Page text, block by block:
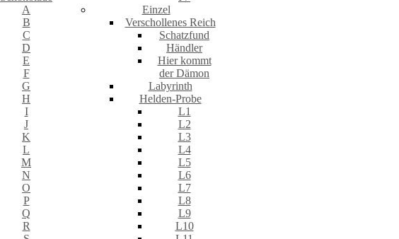
A
B
C
D
E
F
G
H
I
J
K
L
M
N
O
P
Q
R
Einzel
Verschollenes Reich
Schatzfund
Händler
Hier kommt
der Dämon
Labyrinth
Helden-Probe
L1
L2
L3
L4
L5
L6
L7
L8
L9
L10